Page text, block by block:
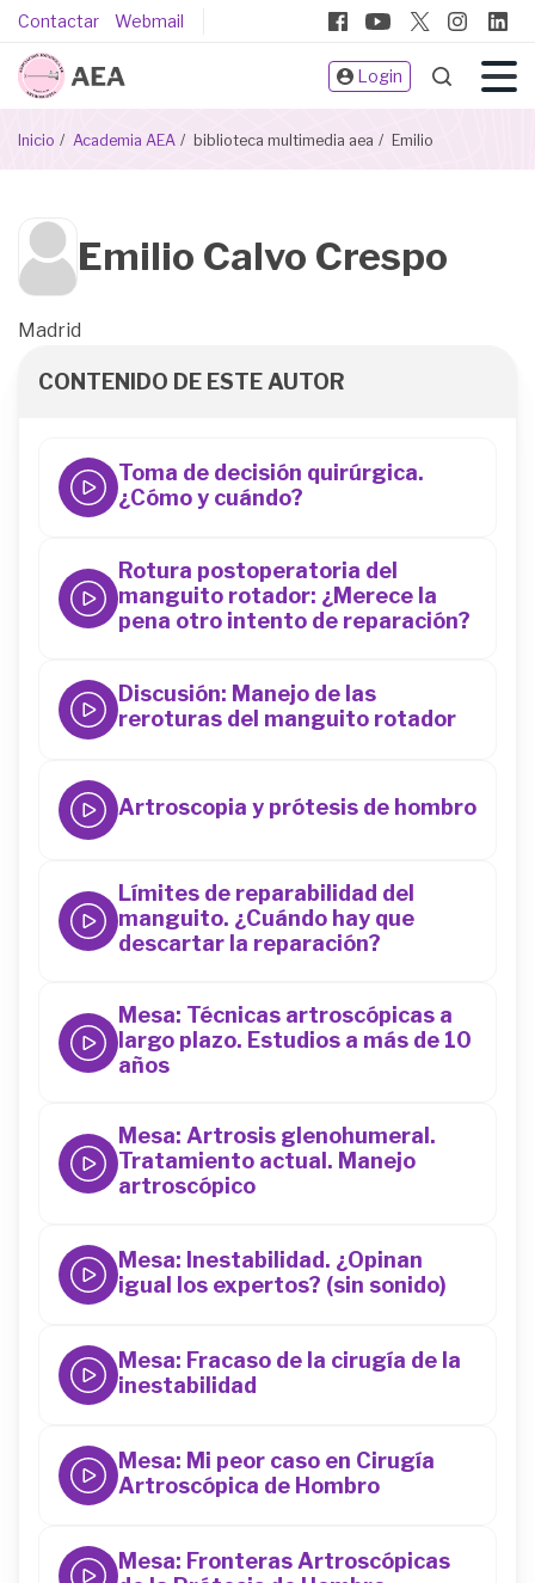
Pasar
contenido
principal
Pie
de
página
Contactar Webmail
Login
Sobrescribir
enlaces
ayuda
a
la
Inicio Academia AEA biblioteca multimedia aea Emilio
Biblioteca
MultimedaEmilio Calvo Crespo
Madrid
CONTENIDO DE ESTE AUTOR
Toma de decisión quirúrgica.
¿Cómo y cuándo?
Rotura postoperatoria del
manguito rotador: ¿Merece la
pena otro intento de reparación?
Discusión: Manejo de las
reroturas del manguito rotador
Artroscopia y prótesis de hombro
Límites de reparabilidad del
manguito. ¿Cuándo hay que
descartar la reparación?
Mesa: Técnicas artroscópicas a
largo plazo. Estudios a más de 10
años
Mesa: Artrosis glenohumeral.
Tratamiento actual. Manejo
artroscópico
Mesa: Inestabilidad. ¿Opinan
igual los expertos? (sin sonido)
Mesa: Fracaso de la cirugía de la
inestabilidad
Mesa: Mi peor caso en Cirugía
Artroscópica de Hombro
Mesa: Fronteras Artroscópicas